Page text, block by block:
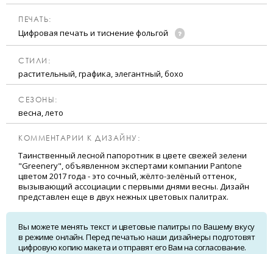
ПЕЧАТЬ:
Цифровая печать и тиснение фольгой
CТИЛИ:
растительный, графика, элегантный, бохо
CЕЗОНЫ:
весна, лето
КОММЕНТАРИИ К ДИЗАЙНУ:
Таинственный лесной папоротник в цвете свежей зелени
"Greenery", объявленном экспертами компании Pantone
цветом 2017 года - это сочный, жёлто-зелёный оттенок,
вызывающий ассоциации с первыми днями весны. Дизайн
представлен еще в двух нежных цветовых палитрах.
Вы можете менять текст и цветовые палитры по Вашему вкусу
в режиме онлайн. Перед печатью наши дизайнеры подготовят
цифровую копию макета и отправят его Вам на согласование.